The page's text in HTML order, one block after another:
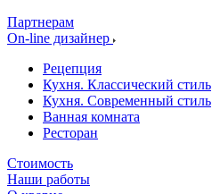
Партнерам
On-line дизайнер
Рецепция
Кухня. Классический стиль
Кухня. Современный стиль
Ванная комната
Ресторан
Стоимость
Наши работы